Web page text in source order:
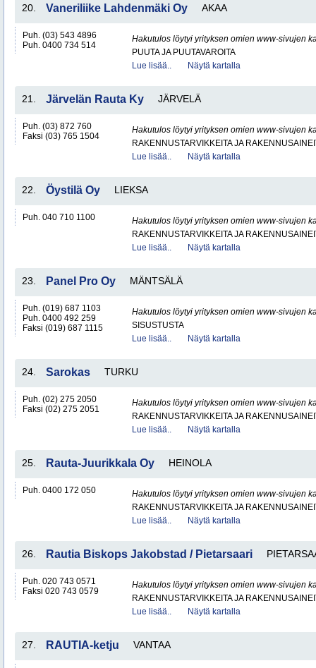
20. Vaneriliike Lahdenmäki Oy AKAA
Puh. (03) 543 4896
Puh. 0400 734 514
Hakutulos löytyi yrityksen omien www-sivujen
PUUTA JA PUUTAVAROITA
Lue lisää..
Näytä kartalla
21. Järvelän Rauta Ky JÄRVELÄ
Puh. (03) 872 760
Faksi (03) 765 1504
Hakutulos löytyi yrityksen omien www-sivujen
RAKENNUSTARVIKKEITA JA
Lue lisää..
Näytä kartalla
22. Öystilä Oy LIEKSA
Puh. 040 710 1100
Hakutulos löytyi yrityksen omien www-sivujen
RAKENNUSTARVIKKEITA JA
Lue lisää..
Näytä kartalla
23. Panel Pro Oy MÄNTSÄLÄ
Puh. (019) 687 1103
Puh. 0400 492 259
Faksi (019) 687 1115
Hakutulos löytyi yrityksen omien www-sivujen
SISUSTUSTA
Lue lisää..
Näytä kartalla
24. Sarokas TURKU
Puh. (02) 275 2050
Faksi (02) 275 2051
Hakutulos löytyi yrityksen omien www-sivujen
RAKENNUSTARVIKKEITA JA
Lue lisää..
Näytä kartalla
25. Rauta-Juurikkala Oy HEINOLA
Puh. 0400 172 050
Hakutulos löytyi yrityksen omien www-sivujen
RAKENNUSTARVIKKEITA JA
Lue lisää..
Näytä kartalla
26. Rautia Biskops Jakobstad / Pietarsaari
Puh. 020 743 0571
Faksi 020 743 0579
Hakutulos löytyi yrityksen omien www-sivujen
RAKENNUSTARVIKKEITA JA
Lue lisää..
Näytä kartalla
27. RAUTIA-ketju VANTAA